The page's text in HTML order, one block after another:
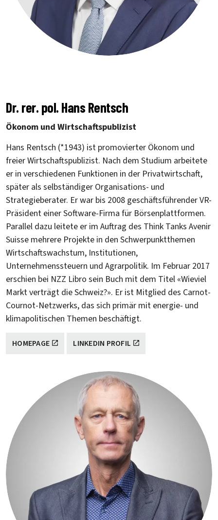
Dr. rer. pol. Hans Rentsch
Ökonom und Wirtschaftspublizist
Hans Rentsch (*1943) ist promovierter Ökonom und
freier Wirtschaftspublizist. Nach dem Studium arbeitete
er in verschiedenen Funktionen in der Privatwirtschaft,
später als selbständiger Organisations- und
Strategieberater. Er war bis 2008 geschäftsführender VR-
Präsident einer Software-Firma für Börsenplattformen.
Parallel dazu leitete er im Auftrag des Think Tanks Avenir
Suisse mehrere Projekte in den Schwerpunktthemen
Wirtschaftswachstum, Institutionen,
Unternehmenssteuern und Agrarpolitik. Im Februar 2017
erschien bei NZZ Libro sein Buch mit dem Titel «Wieviel
Markt verträgt die Schweiz?». Er ist Mitglied des Carnot-
Cournot-Netzwerks, das sich primär mit energie- und
klimapolitischen Themen beschäftigt.
HOMEPAGE LINKEDIN PROFIL